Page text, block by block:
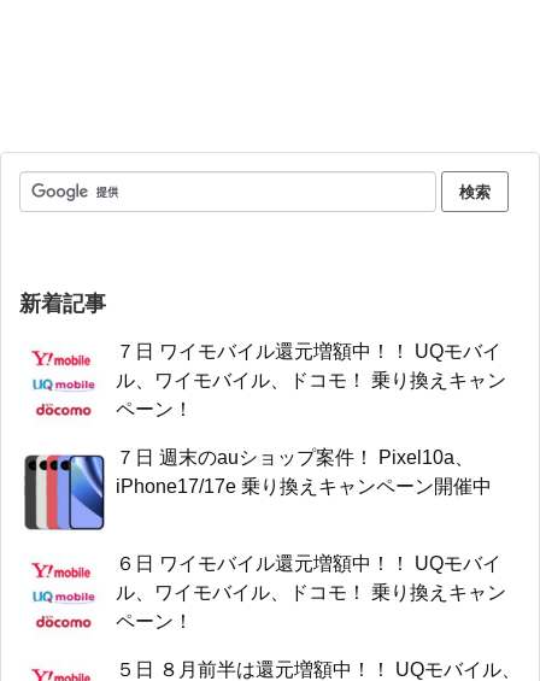
新着記事
７日 ワイモバイル還元増額中！！ UQモバイ
ル、ワイモバイル、ドコモ！ 乗り換えキャン
ペーン！
７日 週末のauショップ案件！ Pixel10a、
iPhone17/17e 乗り換えキャンペーン開催中
６日 ワイモバイル還元増額中！！ UQモバイ
ル、ワイモバイル、ドコモ！ 乗り換えキャン
ペーン！
５日 ８月前半は還元増額中！！ UQモバイル、